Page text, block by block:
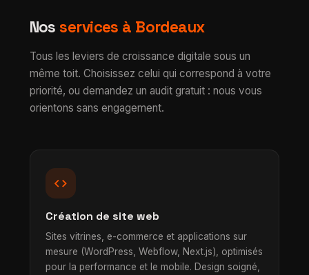
Nosservices à Bordeaux
Tous les leviers de croissance digitale sous un
même toit. Choisissez celui qui correspond à votre
priorité, ou demandez un audit gratuit : nous vous
orientons sans engagement.
code
Création de site web
Sites vitrines, e-commerce et applications sur
mesure (WordPress, Webflow, Next.js), optimisés
pour la performance et le mobile. Design soigné,